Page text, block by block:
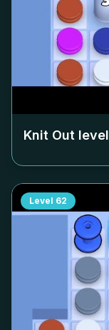
Knit Out level
Level 62